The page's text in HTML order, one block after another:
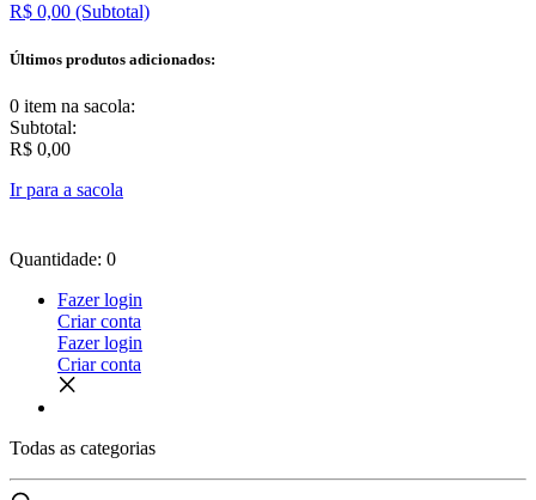
R$ 0,00 (Subtotal)
Últimos produtos adicionados:
0 item na sacola:
Subtotal:
R$ 0,00
Ir para a sacola
Quantidade: 0
Fazer login
Criar conta
Fazer login
Criar conta
Todas as categorias